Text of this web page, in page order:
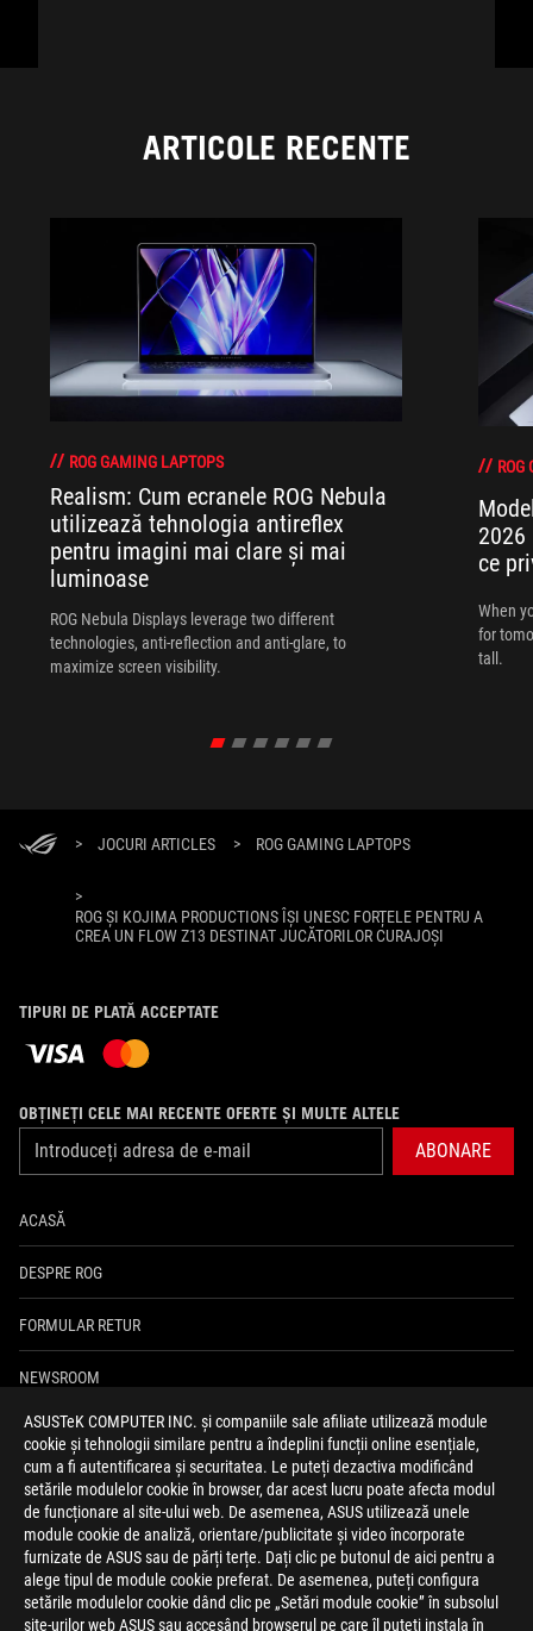
ASUSTeK COMPUTER INC. și companiile sale afiliate utilizează module
cookie și tehnologii similare pentru a îndeplini funcții online esențiale,
cum a fi autentificarea și securitatea. Le puteți dezactiva modificând
setările modulelor cookie în browser, dar acest lucru poate afecta modul
de funcționare al site-ului web. De asemenea, ASUS utilizează unele
module cookie de analiză, orientare/publicitate și video încorporate
furnizate de ASUS sau de părți terțe. Dați clic pe butonul de aici pentru a
alege tipul de module cookie preferat. De asemenea, puteți configura
setările modulelor cookie dând clic pe „Setări module cookie” în subsolul
site-urilor web ASUS sau accesând browserul pe care îl puteți instala în
ARTICOLE RECENTE
ROG GAMING LAPTOPS
Realism: Cum ecranele ROG Nebula
utilizează tehnologia antireflex
pentru imagini mai clare și mai
luminoase
ROG Nebula Displays leverage two different
technologies, anti-reflection and anti-glare, to
maximize screen visibility.
ROG
ce
When
for
tall.
> JOCURI ARTICLES > ROG GAMING LAPTOPS
>
ROG ȘI KOJIMA PRODUCTIONS ÎȘI UNESC FORȚELE PENTRU A
CREA UN FLOW Z13 DESTINAT JUCĂTORILOR CURAJOȘI
TIPURI DE PLATĂ ACCEPTATE
OBȚINEȚI CELE MAI RECENTE OFERTE ȘI MULTE ALTELE
ABONARE
ACASĂ
DESPRE ROG
FORMULAR RETUR
NEWSROOM
ASUS PREMIUM CARE
ANPC
facebookyoutubeinstagram